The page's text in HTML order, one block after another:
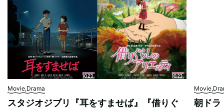
Movie,Drama
スタジオジブリ『耳をすませば』『借りぐ
朝ドラ